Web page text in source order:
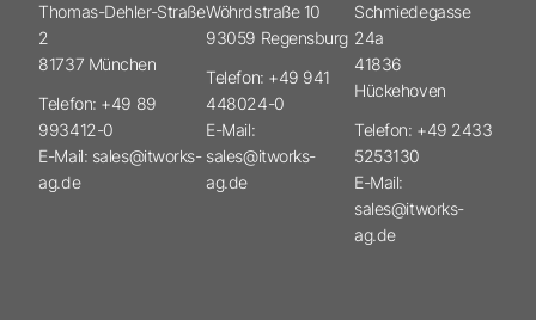
Thomas-Dehler-Straße
2
81737 München
Telefon: +49 89
993412-0
E-Mail: sales@itworks-
ag.de
Wöhrdstraße 10
93059 Regensburg
Telefon: +49 941
448024-0
E-Mail:
sales@itworks-
ag.de
Schmiedegasse
24a
41836
Hückehoven
Telefon: +49 2433
5253130
E-Mail:
sales@itworks-
ag.de